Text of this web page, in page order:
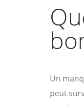
Un
peut